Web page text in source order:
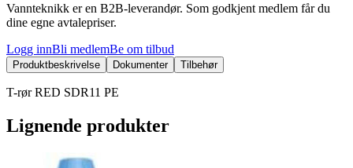
Vannteknikk er en B2B-leverandør. Som godkjent medlem får du
dine egne avtalepriser.
Logg innBli medlemBe om tilbud
Produktbeskrivelse Dokumenter Tilbehør
T-rør RED SDR11 PE
Lignende produkter